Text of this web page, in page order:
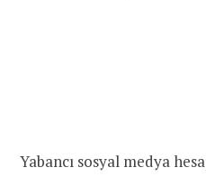
Yabancı sosyal medya